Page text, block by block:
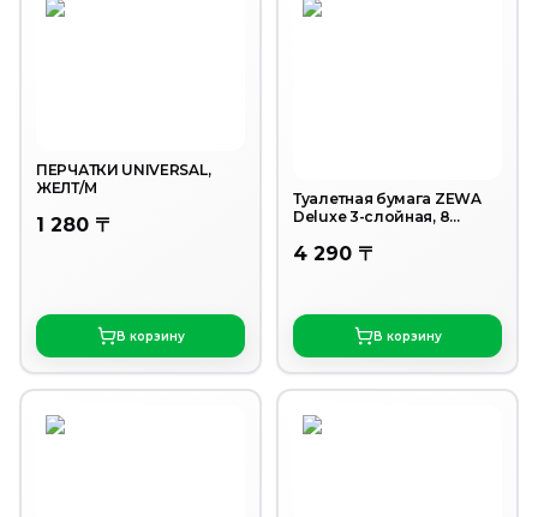
ПЕРЧАТКИ UNIVERSAL,
ЖЕЛТ/M
1 280 〒
В корзину
Туалетная бумага ZEWA
Deluxe 3-слойная, 8
4 290 〒
В корзину